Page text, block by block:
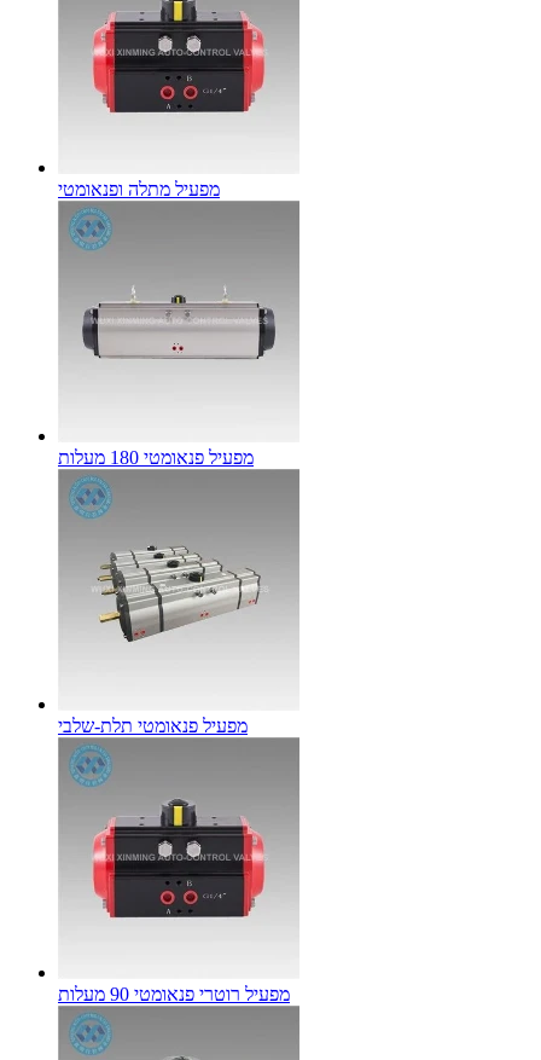
מפעיל מתלה ופנאומטי
מפעיל פנאומטי 180 מעלות
מפעיל פנאומטי תלת-שלבי
מפעיל רוטרי פנאומטי 90 מעלות